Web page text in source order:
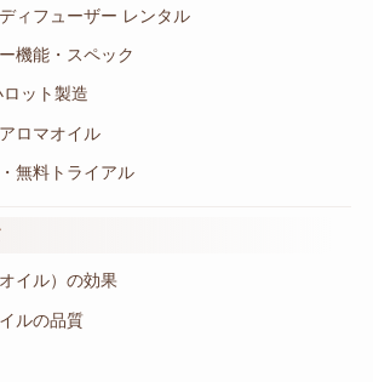
ィフューザー レンタル
機能・スペック
ット製造
ロマオイル
無料トライアル
イル）の効果
ルの品質